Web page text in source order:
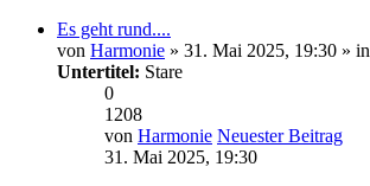
Es geht rund....
von Harmonie » 31. Mai 2025, 19:30 » in
Untertitel: Stare
0
1208
von Harmonie Neuester Beitrag
31. Mai 2025, 19:30